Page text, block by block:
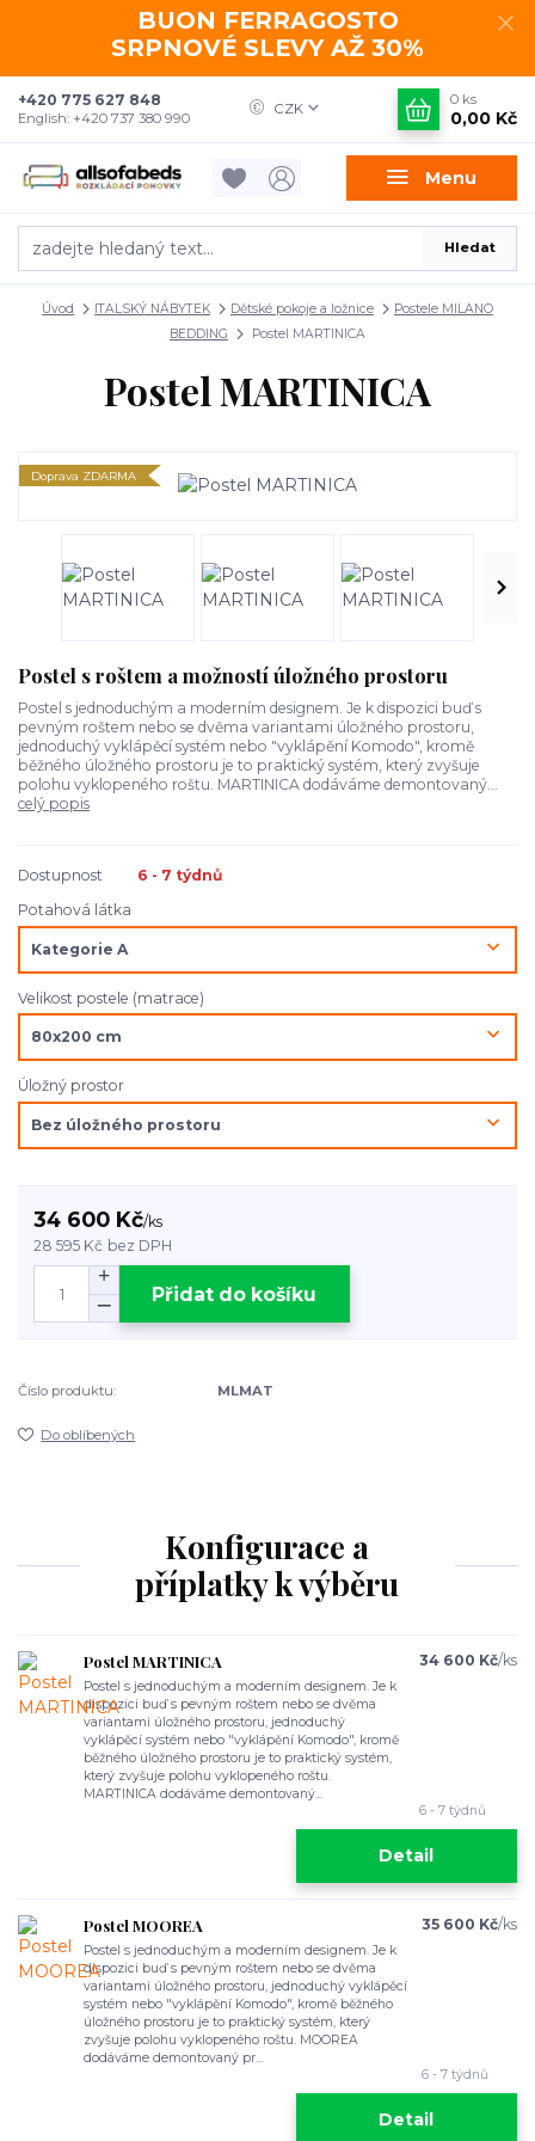
BUON FERRAGOSTO
SRPNOVÉ SLEVY AŽ 30%
Menu
CZK
Hledat
+420 775 627 848
English: +420 737 380 990
0 ks
0,00 Kč
Úvod ITALSKÝ NÁBYTEK Dětské pokoje a ložnice
Postele MILANO
BEDDING
Postel MARTINICA
Postel MARTINICA
Doprava ZDARMA
Postel s roštem a možností úložného prostoru
Postel s jednoduchým a moderním designem. Je k dispozici buď s
pevným roštem nebo se dvěma variantami úložného prostoru,
jednoduchý vyklápěcí systém nebo "vyklápění Komodo", kromě
běžného úložného prostoru je to praktický systém, který zvyšuje
polohu vyklopeného roštu. MARTINICA dodáváme demontovaný...
celý popis
Dostupnost
6 - 7 týdnů
Potahová látka
Velikost postele (matrace)
Úložný prostor
34 600 Kč/ks
28 595 Kč bez DPH
Přidat do košíku
Číslo produktu: MLMAT
Do oblíbených
Konfigurace a
příplatky k výběru
Postel MARTINICA
Postel s jednoduchým a moderním designem. Je k
dispozici buď s pevným roštem nebo se dvěma
variantami úložného prostoru, jednoduchý
vyklápěcí systém nebo "vyklápění Komodo", kromě
běžného úložného prostoru je to praktický systém,
který zvyšuje polohu vyklopeného roštu.
MARTINICA dodáváme demontovaný...
34 600 Kč/ks
6 - 7 týdnů
Detail
Postel MOOREA
Postel s jednoduchým a moderním designem. Je k
dispozici buď s pevným roštem nebo se dvěma
variantami úložného prostoru, jednoduchý vyklápěcí
systém nebo "vyklápění Komodo", kromě běžného
úložného prostoru je to praktický systém, který
zvyšuje polohu vyklopeného roštu. MOOREA
dodáváme demontovaný pr...
35 600 Kč/ks
6 - 7 týdnů
Detail